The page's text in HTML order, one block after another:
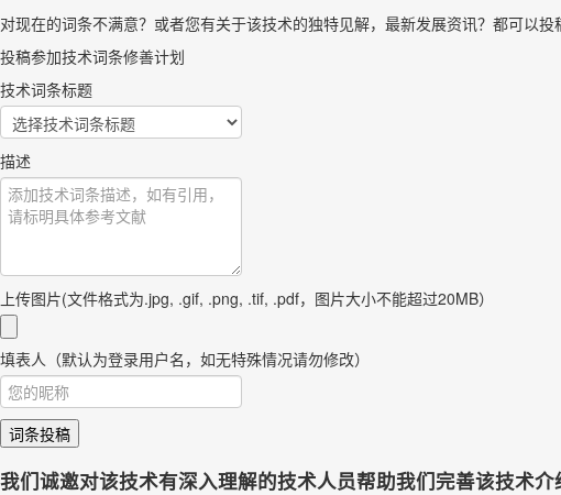
对现在的词条不满意？或者您有关于该技术的独特见解，最新发展资讯？都可以
投稿参加技术词条修善计划
技术词条标题
描述
上传图片(文件格式为.jpg, .gif, .png, .tif, .pdf，图片大小不能超过20MB）
填表人（默认为登录用户名，如无特殊情况请勿修改）
词条投稿
我们诚邀对该技术有深入理解的技术人员帮助我们完善该技术介